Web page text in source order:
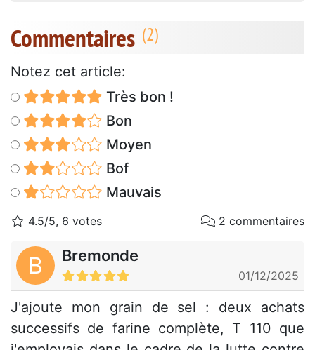
Commentaires
Notez cet article:
Très bon !
Bon
Moyen
Bof
Mauvais
4.5/5, 6 votes 2 commentaires
B Bremonde
01/12/2025
J'ajoute mon grain de sel : deux achats
successifs de farine complète, T 110 que